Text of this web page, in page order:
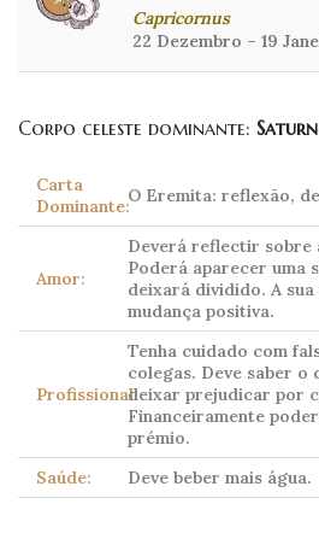
Capricornus
22 Dezembro – 19
Corpo celeste dominante:
Carta
Dominante:O Eremita: reflexão,
Amor:
Deverá reflectir sobre
Poderá aparecer uma
deixará dividido. A
mudança positiva.
Profissional:
Tenha cuidado com
colegas. Deve saber o
deixar prejudicar por
Financeiramente
prémio.
Saúde:
Deve beber mais água.